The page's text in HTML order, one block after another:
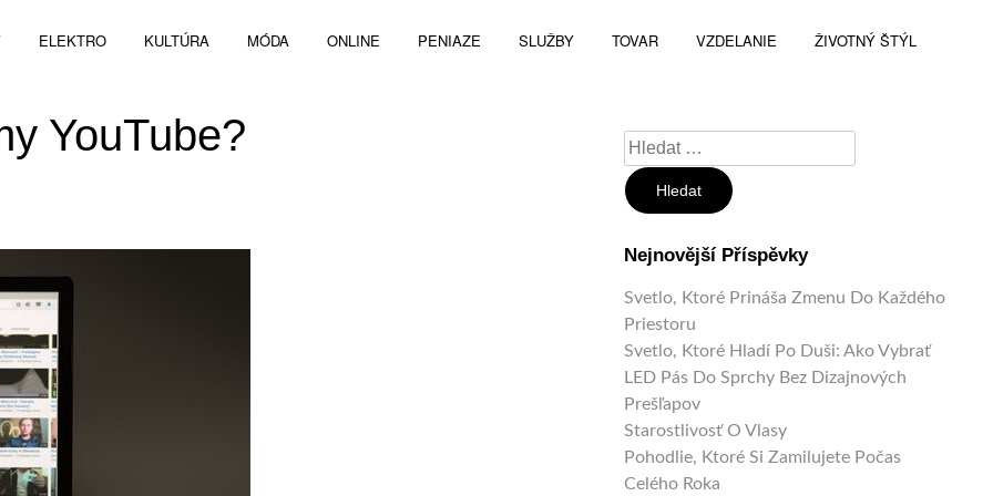
ELEKTRO KULTÚRA MÓDA ONLINE PENIAZE SLUŽBY TOVAR VZDELANIE ŽIVOTNÝ ŠTÝL
YouTube? Vyhledávání
Nejnovější Příspěvky
Svetlo, Ktoré Prináša Zmenu Do Každého
Priestoru
Svetlo, Ktoré Hladí Po Duši: Ako Vybrať
LED Pás Do Sprchy Bez Dizajnových
Prešľapov
Starostlivosť O Vlasy
Pohodlie, Ktoré Si Zamilujete Počas
Celého Roka